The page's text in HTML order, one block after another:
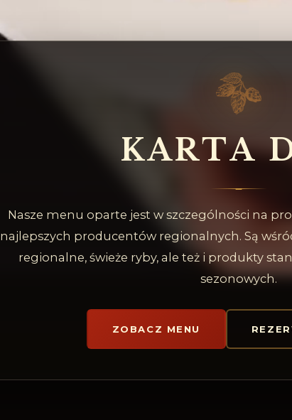
KARTA
Nasze menu oparte jest w szczególności na
najlepszych producentów regionalnych. Są
regionalne, świeże ryby, ale też i produkty
sezonowych.
ZOBACZ MENU